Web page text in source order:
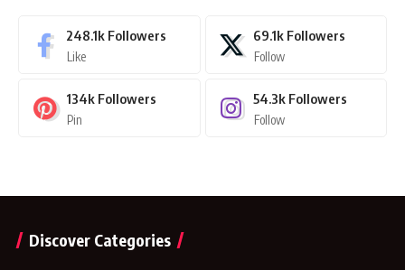
248.1k Followers
Like
69.1k Followers
Follow
134k Followers
Pin
54.3k Followers
Follow
Discover Categories